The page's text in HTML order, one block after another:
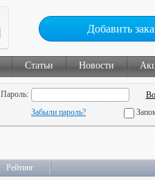
Добавить
Статьи Новости
Пароль:
Забыли пароль?
Рейтинг